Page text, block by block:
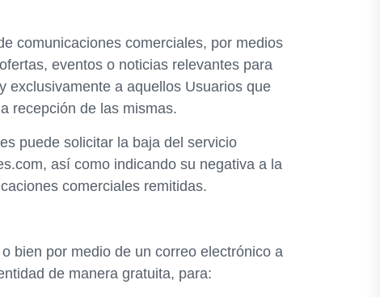
comunicaciones comerciales, por medios
eventos o noticias relevantes para
exclusivamente a aquellos Usuarios que
recepción de las mismas.
puede solicitar la baja del servicio
así como indicando su negativa a la
comerciales remitidas.
bien por medio de un correo electrónico a
de manera gratuita, para: